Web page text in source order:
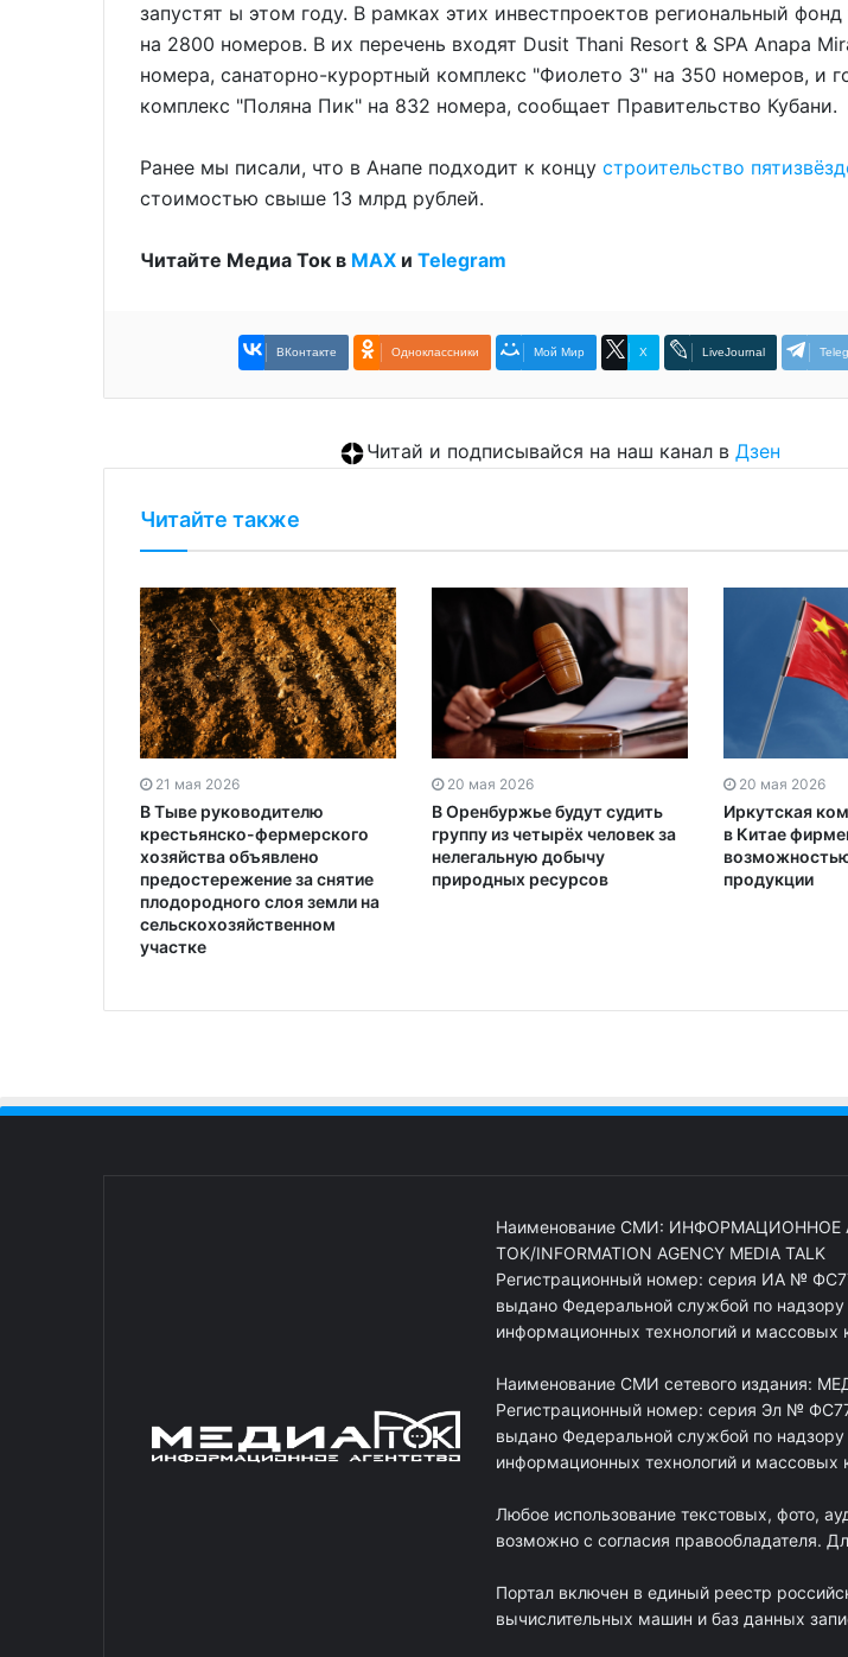
запустят ы этом году. В рамках этих инвестпроектов региональный фонд
на 2800 номеров. В их перечень входят Dusit Thani Resort & SPA Anapa
номера, санаторно-курортный комплекс "Фиолето 3" на 350 номеров, и
комплекс "Поляна Пик" на 832 номера, сообщает Правительство Кубани.
Ранее мы писали, что в Анапе подходит к концу строительство
стоимостью свыше 13 млрд рублей.
Читайте Медиа Ток в МАХ и Telegram
ВКонтакте Одноклассники Мой Мир X LiveJournal
Читай и подписывайся на наш канал в Дзен
Читайте также
21 мая 2026
В Тыве руководителю
крестьянско-фермерского
хозяйства объявлено
предостережение за снятие
плодородного слоя земли на
сельскохозяйственном
участке
20 мая 2026
В Оренбуржье будут судить
группу из четырёх человек за
нелегальную добычу
природных ресурсов
20 мая 2026
Иркутская
в Китае
продукции
Наименование СМИ: ИНФОРМАЦИОННОЕ
ТОК/INFORMATION AGENCY MEDIA TALK
Регистрационный номер: серия ИА №
выдано Федеральной службой по надзору
информационных технологий и
Наименование СМИ сетевого издания:
Регистрационный номер: серия Эл №
выдано Федеральной службой по надзору
информационных технологий и
Любое использование текстовых, фото,
возможно с согласия правообладателя.
Портал включен в единый реестр
вычислительных машин и баз данных